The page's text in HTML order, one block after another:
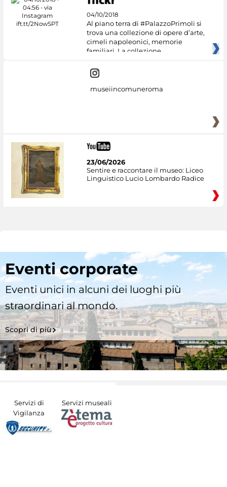
04/10/2018
Al piano terra di #PalazzoPrimoli si
trova una collezione di opere d’arte,
cimeli napoleonici, memorie
familiari. La collezione
museiincomuneroma
23/06/2026
Sentire e raccontare il museo: Liceo
Linguistico Lucio Lombardo Radice
Eventi corporate
Eventi unici in alcuni dei luoghi più
straordinari al mondo.
Scopri di più
Servizi di
Vigilanza
Servizi museali